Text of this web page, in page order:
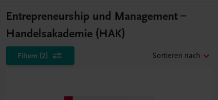
Entrepreneurship und Management –
Handelsakademie (HAK)
Filtern (2) Sortieren nach